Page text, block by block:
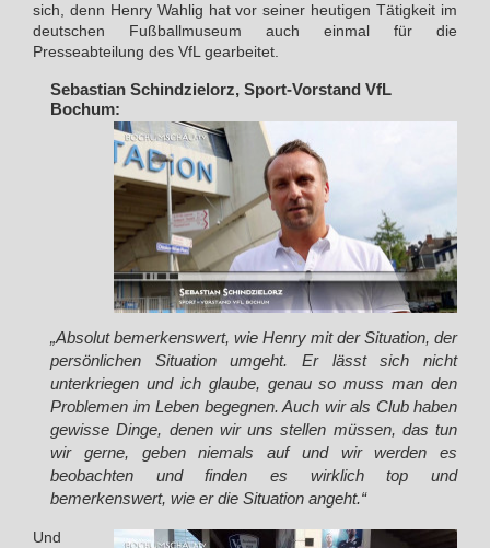
sich, denn Henry Wahlig hat vor seiner heutigen Tätigkeit im
deutschen Fußballmuseum auch einmal für die
Presseabteilung des VfL gearbeitet.
Sebastian Schindzielorz, Sport-Vorstand VfL
Bochum:
„Absolut bemerkenswert, wie Henry mit der Situation, der
persönlichen Situation umgeht. Er lässt sich nicht
unterkriegen und ich glaube, genau so muss man den
Problemen im Leben begegnen. Auch wir als Club haben
gewisse Dinge, denen wir uns stellen müssen, das tun
wir gerne, geben niemals auf und wir werden es
beobachten und finden es wirklich top und
bemerkenswert, wie er die Situation angeht.“
Und